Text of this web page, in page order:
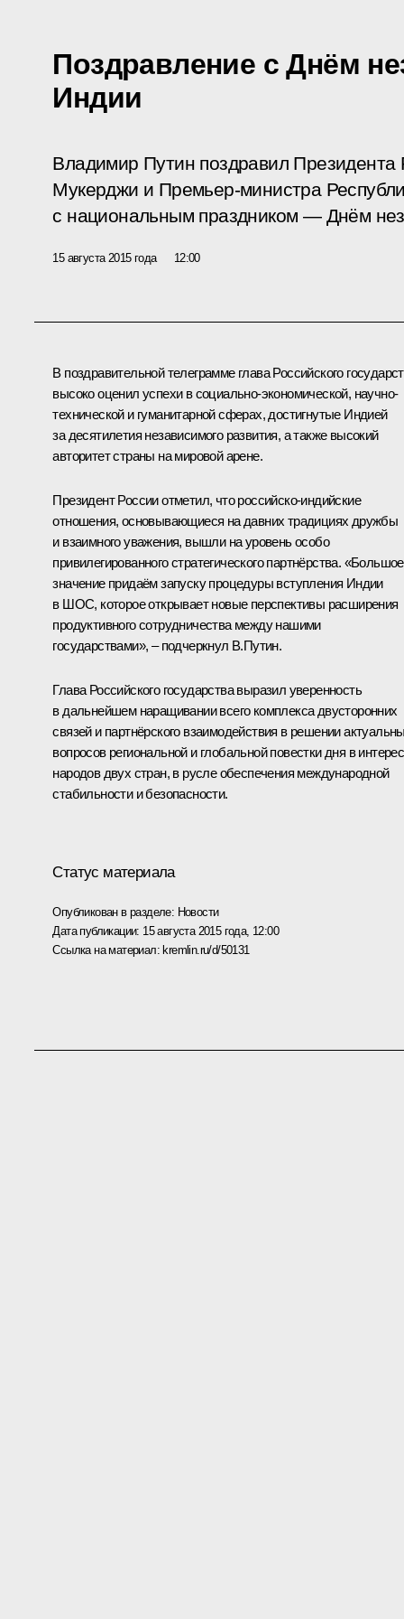
Поздравление с Днём
Индии
Владимир Путин поздравил
Мукерджи и Премьер-министра
с национальным праздником — Днём
15 августа 2015 года 12:00
В поздравительной телеграмме глава Российского
высоко оценил успехи в социально-экономической, научно-
технической и гуманитарной сферах, достигнутые Индией
за десятилетия независимого развития, а также высокий
авторитет страны на мировой арене.
Президент России отметил, что российско-индийские
отношения, основывающиеся на давних традициях дружбы
и взаимного уважения, вышли на уровень особо
привилегированного стратегического партнёрства. «Большое
значение придаём запуску процедуры вступления Индии
в ШОС, которое открывает новые перспективы расширения
продуктивного сотрудничества между нашими
государствами», – подчеркнул В.Путин.
Глава Российского государства выразил уверенность
в дальнейшем наращивании всего комплекса двусторонних
связей и партнёрского взаимодействия в решении
вопросов региональной и глобальной повестки дня в
народов двух стран, в русле обеспечения международной
стабильности и безопасности.
Статус материала
Опубликован в разделе: Новости
Дата публикации: 15 августа 2015 года, 12:00
Ссылка на материал: kremlin.ru/d/50131